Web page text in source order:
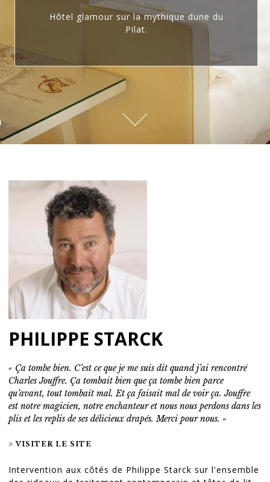
Hôtel glamour sur la mythique dune du
Pilat.
PHILIPPE STARCK
« Ça tombe bien. C’est ce que je me suis dit quand j’ai rencontré
Charles Jouffre. Ça tombait bien que ça tombe bien parce
qu’avant, tout tombait mal. Et ça faisait mal de voir ça. Jouffre
est notre magicien, notre enchanteur et nous nous perdons dans les
plis et les replis de ses délicieux drapés. Merci pour nous. »
> VISITER LE SITE
Intervention aux côtés de Philippe Starck sur l'ensemble